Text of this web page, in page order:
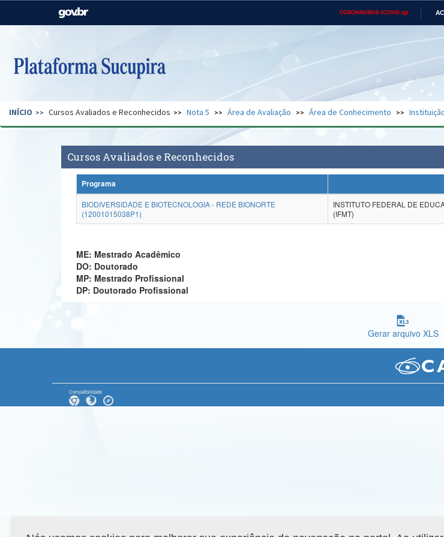
CORONAVÍRUS (COVID-19)
Casa Civil Ministério
Pecuária e Abastecimento
Ministério do Desenvolvimento
Regional
Secretaria de Governo Gabinete de Segurança Advocacia-Geral da União Banco
INÍCIO Cursos Avaliados e Reconhecidos Nota 5 Área de Avaliação Área de Conhecimento
Cursos Avaliados e Reconhecidos
Programa
BIODIVERSIDADE E BIOTECNOLOGIA - REDE BIONORTE
(12001015038P1)
INSTITUTO FEDERAL DE
(IFMT)
ME: Mestrado Acadêmico
DO: Doutorado
MP: Mestrado Profissional
DP: Doutorado Profissional
Gerar arquivo XLS
Compatibilidade